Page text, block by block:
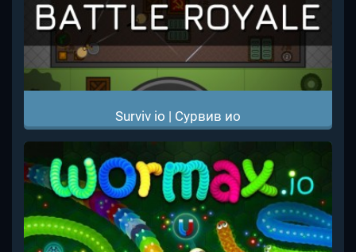
Surviv io | Сурвив ио